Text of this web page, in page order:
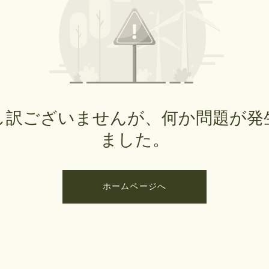
訳ございませんが、何か問題が発
ました。
ホームページへ